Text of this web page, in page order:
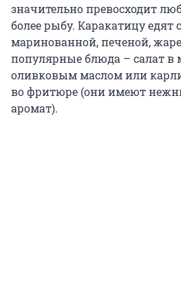
значительно превосходит
более рыбу. Каракатицу едят
маринованной, печеной,
популярные блюда – салат в
оливковым маслом или
во фритюре (они имеют
аромат).